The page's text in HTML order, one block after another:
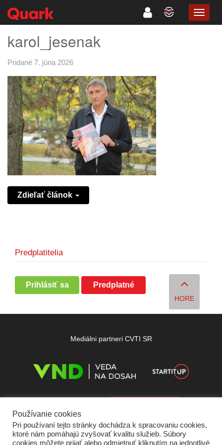
karol_jesenak
Pridané 7. júna 2026
Zdieľať článok
Predplatitelia
Prihlásiť sa Predplatné
HORE
Mediálni partneri CVTI SR
Používanie cookies
Pri používaní tejto stránky dochádza k spracovaniu cookies,
ktoré nám pomáhajú zvyšovať kvalitu služieb. Súbory
cookies môžete prijať alebo odmietnuť kliknutím na jednotlivé